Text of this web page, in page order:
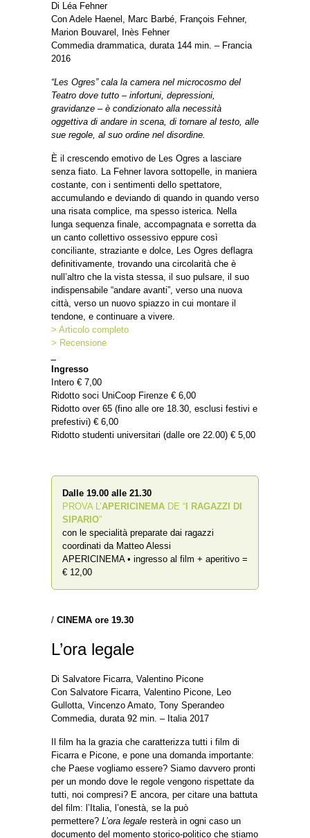
Di Léa Fehner
Con Adele Haenel, Marc Barbé, François Fehner,
Marion Bouvarel, Inès Fehner
Commedia drammatica, durata 144 min. – Francia
2016
“Les Ogres” cala la camera nel microcosmo del
Teatro dove tutto – infortuni, depressioni,
gravidanze – è condizionato alla necessità
oggettiva di andare in scena, di tornare al testo, alle
sue regole, al suo ordine nel disordine.
È il crescendo emotivo de Les Ogres a lasciare
senza fiato. La Fehner lavora sottopelle, in maniera
costante, con i sentimenti dello spettatore,
accumulando e deviando di quando in quando verso
una risata complice, ma spesso isterica. Nella
lunga sequenza finale, accompagnata e sorretta da
un canto collettivo ossessivo eppure così
conciliante, straziante e dolce, Les Ogres deflagra
definitivamente, trovando una circolarità che è
null’altro che la vista stessa, il suo pulsare, il suo
indispensabile “andare avanti”, verso una nuova
città, verso un nuovo spiazzo in cui montare il
tendone, e continuare a vivere.
> Articolo completo
> Recensione
Ingresso
Intero € 7,00
Ridotto soci UniCoop Firenze € 6,00
Ridotto over 65 (fino alle ore 18.30, esclusi festivi e
prefestivi) € 6,00
Ridotto studenti universitari (dalle ore 22.00) € 5,00
Dalle 19.00 alle 21.30
PROVA L’APERICINEMA DE “ I RAGAZZI DI
SIPARIO”
con le specialità preparate dai ragazzi
coordinati da Matteo Alessi
APERICINEMA • ingresso al film + aperitivo =
€ 12,00
/ CINEMA ore 19.30
L’ora legale
Di Salvatore Ficarra, Valentino Picone
Con Salvatore Ficarra, Valentino Picone, Leo
Gullotta, Vincenzo Amato, Tony Sperandeo
Commedia, durata 92 min. – Italia 2017
Il film ha la grazia che caratterizza tutti i film di
Ficarra e Picone, e pone una domanda importante:
che Paese vogliamo essere? Siamo davvero pronti
per un mondo dove le regole vengono rispettate da
tutti, noi compresi? E ancora, per citare una battuta
del film: l’Italia, l’onestà, se la può
permettere? L’ora legale resterà in ogni caso un
documento del momento storico-politico che stiamo